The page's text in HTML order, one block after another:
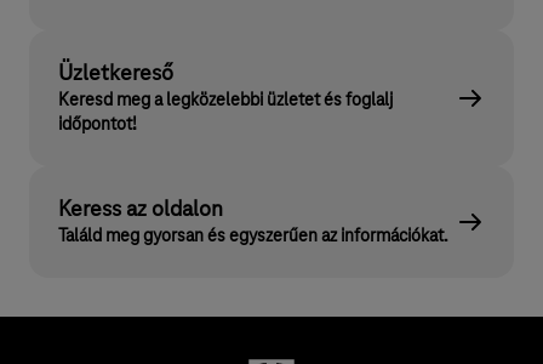
Üzletkereső
Keresd meg a legközelebbi üzletet és foglalj
időpontot!
Keress az oldalon
Találd meg gyorsan és egyszerűen az információkat.